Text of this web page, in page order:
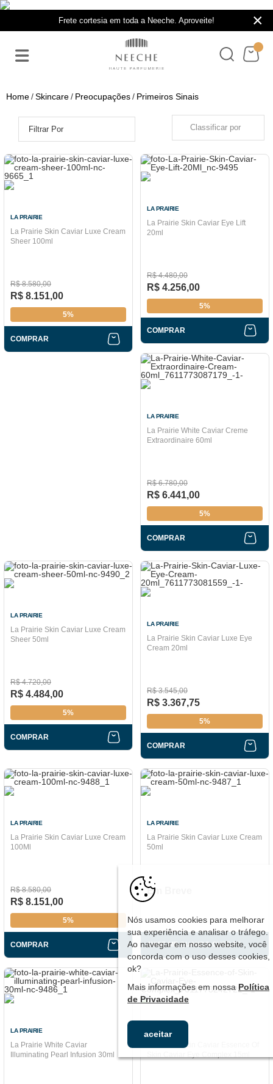
Frete cortesia em toda a Neeche. Aproveite! ×
Skincare Preocupações Primeiros Sinais
Filtrar Por Classificar por
LA PRAIRIE
La Prairie Skin Caviar Luxe Cream
Sheer 100ml
R$ 8.580,00
R$ 8.151,00
5%
COMPRAR
LA PRAIRIE
La Prairie Skin Caviar Eye Lift
20ml
R$ 4.480,00
R$ 4.256,00
5%
COMPRAR
LA PRAIRIE
La Prairie White Caviar Creme
Extraordinaire 60ml
R$ 6.780,00
R$ 6.441,00
5%
COMPRAR
LA PRAIRIE
La Prairie Skin Caviar Luxe Cream
Sheer 50ml
R$ 4.720,00
R$ 4.484,00
5%
COMPRAR
LA PRAIRIE
La Prairie Skin Caviar Luxe Eye
Cream 20ml
R$ 3.545,00
R$ 3.367,75
5%
COMPRAR
LA PRAIRIE
La Prairie Skin Caviar Luxe Cream
100Ml
R$ 8.580,00
R$ 8.151,00
5%
COMPRAR
LA PRAIRIE
La Prairie Skin Caviar Luxe Cream
50ml
Em Breve
AVISE-ME QUANDO CHEGAR
LA PRAIRIE
La Prairie White Caviar
Illuminating Pearl Infusion 30ml
LA PRAIRIE
La Prairie Skin Caviar Essence Of
Nós usamos cookies para melhorar
sua experiência e analisar o tráfego.
Ao navegar em nosso website, você
concorda com o uso desses cookies,
ok?
Mais informações em nossa Política
de Privacidade
aceitar